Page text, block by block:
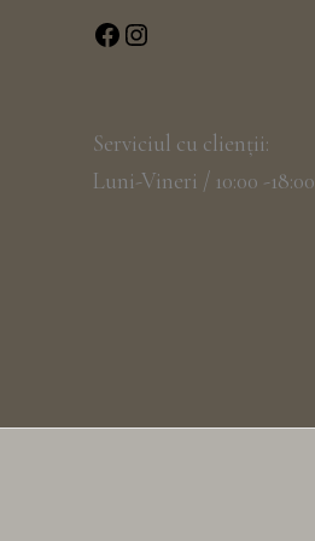
Serviciul cu clienții:
Luni-Vineri / 10:00 -18:00